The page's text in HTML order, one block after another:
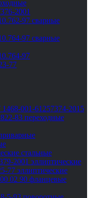
2001
97 сварные
97 сварные
97
77
001-61257374-2015
83 переходные
стальные
2001 эллиптические
77 эллиптические
02 90 фланцевые